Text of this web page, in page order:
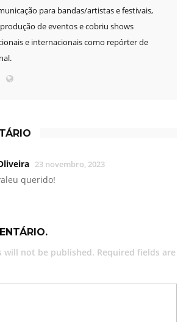
para bandas/artistas e festivais,
de eventos e cobriu shows
e internacionais como repórter de
23 novembro, 2023
querido!
will not be published. Required fields are